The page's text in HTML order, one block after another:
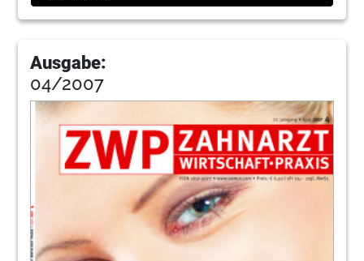
Ausgabe:
04/2007